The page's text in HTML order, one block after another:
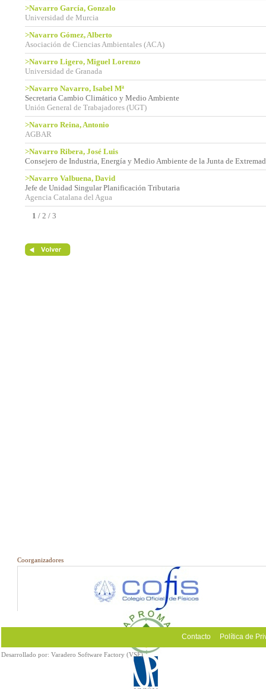
>Navarro García, Gonzalo
Universidad de Murcia
>Navarro Gómez, Alberto
Asociación de Ciencias Ambientales (ACA)
>Navarro Ligero, Miguel Lorenzo
Universidad de Granada
>Navarro Navarro, Isabel Mª
Secretaria Cambio Climático y Medio Ambiente
Unión General de Trabajadores (UGT)
>Navarro Reina, Antonio
AGBAR
>Navarro Ribera, José Luis
Consejero de Industria, Energía y Medio Ambiente de la Junta de
>Navarro Valbuena, David
Jefe de Unidad Singular Planificación Tributaria
Agencia Catalana del Agua
1 / 2 / 3
Coorganizadores
Contacto Política de
Desarrollado por: Varadero Software Factory (VSF)